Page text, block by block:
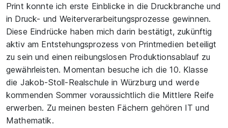
Print konnte ich erste Einblicke in die Druckbranche und
in Druck- und Weiterverarbeitungsprozesse gewinnen.
Diese Eindrücke haben mich darin bestätigt, zukünftig
aktiv am Entstehungsprozess von Printmedien beteiligt
zu sein und einen reibungslosen Produktionsablauf zu
gewährleisten. Momentan besuche ich die 10. Klasse
die Jakob-Stoll-Realschule in Würzburg und werde
kommenden Sommer voraussichtlich die Mittlere Reife
erwerben. Zu meinen besten Fächern gehören IT und
Mathematik.